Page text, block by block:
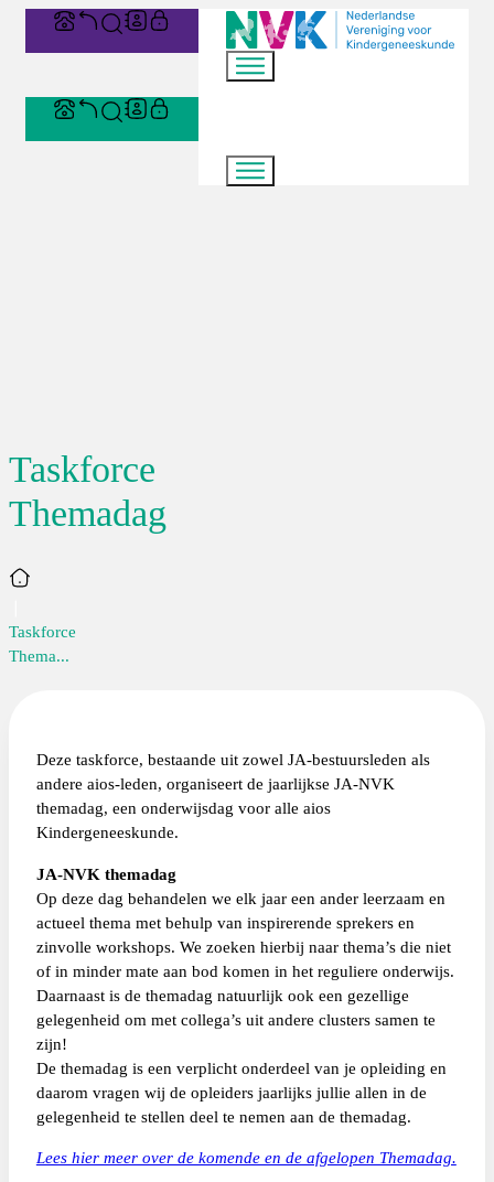
Taskforce
Themadag
Home
Taskforce
Thema...
Deze taskforce, bestaande uit zowel JA-bestuursleden als
andere aios-leden, organiseert de jaarlijkse JA-NVK
themadag, een onderwijsdag voor alle aios
Kindergeneeskunde.
JA-NVK themadag
Op deze dag behandelen we elk jaar een ander leerzaam en
actueel thema met behulp van inspirerende sprekers en
zinvolle workshops. We zoeken hierbij naar thema’s die niet
of in minder mate aan bod komen in het reguliere onderwijs.
Daarnaast is de themadag natuurlijk ook een gezellige
gelegenheid om met collega’s uit andere clusters samen te
zijn!
De themadag is een verplicht onderdeel van je opleiding en
daarom vragen wij de opleiders jaarlijks jullie allen in de
gelegenheid te stellen deel te nemen aan de themadag.
Lees hier meer over de komende en de afgelopen Themadag.